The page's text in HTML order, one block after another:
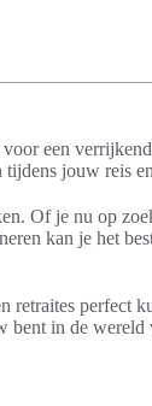
een
jouw reis
Of je nu op
kan je het
retraites perfect
in de wereld